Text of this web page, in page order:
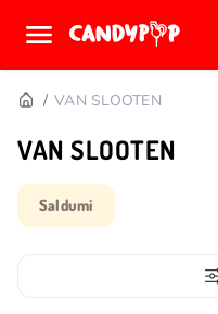
VAN SLOOTEN
VAN SLOOTEN
Saldumi